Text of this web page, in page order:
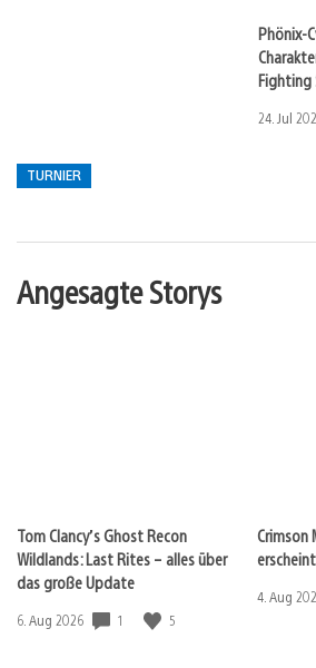
TURNIER
Phönix-
Fighting
24. Jul
Angesagte Storys
Tom Clancy’s Ghost Recon
Wildlands: Last Rites – alles über
das große Update
Veröffentlichungsdatum:
6. Aug 2026 1 5
Crimson
4. Aug